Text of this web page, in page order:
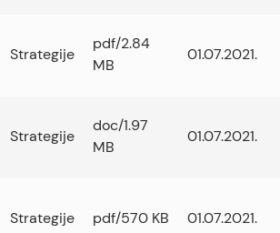
Strategije
pdf/2.84
MB
01.07.2021.
Strategije
doc/1.97
MB
01.07.2021.
Strategije pdf/570 KB 01.07.2021.